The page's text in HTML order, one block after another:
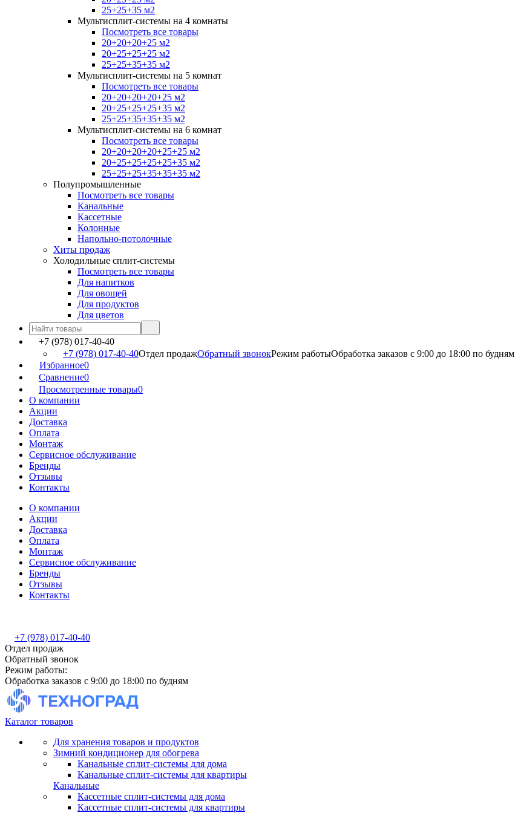
25+25+35 м2
Мультисплит-системы на 4 комнаты
Посмотреть все товары
20+20+20+25 м2
20+25+25+25 м2
25+25+35+35 м2
Мультисплит-системы на 5 комнат
Посмотреть все товары
20+20+20+20+25 м2
20+25+25+25+35 м2
25+25+35+35+35 м2
Мультисплит-системы на 6 комнат
Посмотреть все товары
20+20+20+20+25+25 м2
20+25+25+25+25+35 м2
25+25+25+35+35+35 м2
Полупромышленные
Посмотреть все товары
Канальные
Кассетные
Колонные
Напольно-потолочные
Хиты продаж
Холодильные сплит-системы
Посмотреть все товары
Для напитков
Для овощей
Для продуктов
Для цветов
+7 (978) 017-40-40
+7 (978) 017-40-40Отдел продажОбратный звонокРежим работыОбработка заказов с 9:00 до 18:00 по будням
Избранное0
Сравнение0
Просмотренные товары0
О компании
Акции
Доставка
Оплата
Монтаж
Сервисное обслуживание
Бренды
Отзывы
Контакты
О компании
Акции
Доставка
Оплата
Монтаж
Сервисное обслуживание
Бренды
Отзывы
Контакты
+7 (978) 017-40-40
Отдел продаж
Обратный звонок
Режим работы:
Обработка заказов с 9:00 до 18:00 по будням
Каталог товаров
Для хранения товаров и продуктов
Зимний кондиционер для обогрева
Канальные сплит-системы для дома
Канальные сплит-системы для квартиры
Канальные
Кассетные сплит-системы для дома
Кассетные сплит-системы для квартиры